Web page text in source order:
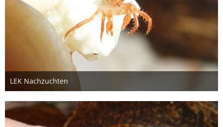
LEK Nachzuchten
26. Oktober 2012